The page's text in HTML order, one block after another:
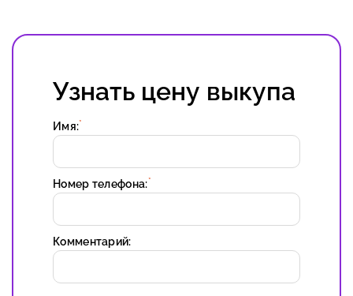
Узнать цену выкупа
Имя:*
Номер телефона:*
Комментарий: